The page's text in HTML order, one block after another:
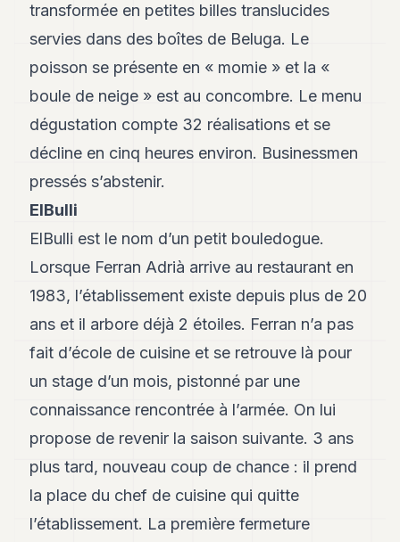
JURIDIQUE
ENTREPRISES
ASSOCIATIONS
S'ABONNER
FR
transformée en petites billes translucides
servies dans des boîtes de Beluga. Le
poisson se présente en « momie » et la «
boule de neige » est au concombre. Le menu
dégustation compte 32 réalisations et se
décline en cinq heures environ. Businessmen
pressés s’abstenir.
ElBulli
ElBulli est le nom d’un petit bouledogue.
Lorsque Ferran Adrià arrive au restaurant en
1983, l’établissement existe depuis plus de 20
ans et il arbore déjà 2 étoiles. Ferran n’a pas
fait d’école de cuisine et se retrouve là pour
un stage d’un mois, pistonné par une
connaissance rencontrée à l’armée. On lui
propose de revenir la saison suivante. 3 ans
plus tard, nouveau coup de chance : il prend
la place du chef de cuisine qui quitte
l’établissement. La première fermeture